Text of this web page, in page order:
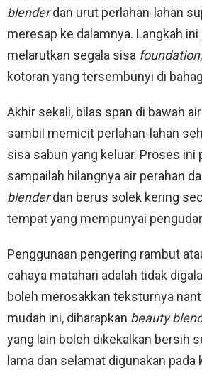
blenderdan urut perlahan-lahan
meresap ke dalamnya. Langkah
melarutkan segala sisa foundation
kotoran yang tersembunyi di
Akhir sekali, bilas span di bawah
sambil memicit perlahan-lahan
sisa sabun yang keluar. Proses ini
sampailah hilangnya air perahan
blenderdan berus solek kering
tempat yang mempunyai
Penggunaan pengering rambut
cahaya matahari adalah tidak
boleh merosakkan teksturnya
mudah ini, diharapkan beauty
yang lain boleh dikekalkan bersih
lama dan selamat digunakan pada